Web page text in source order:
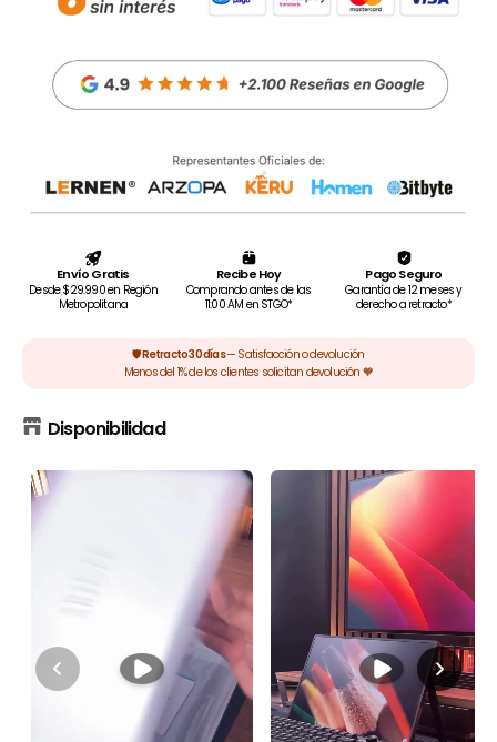
Disponibilidad